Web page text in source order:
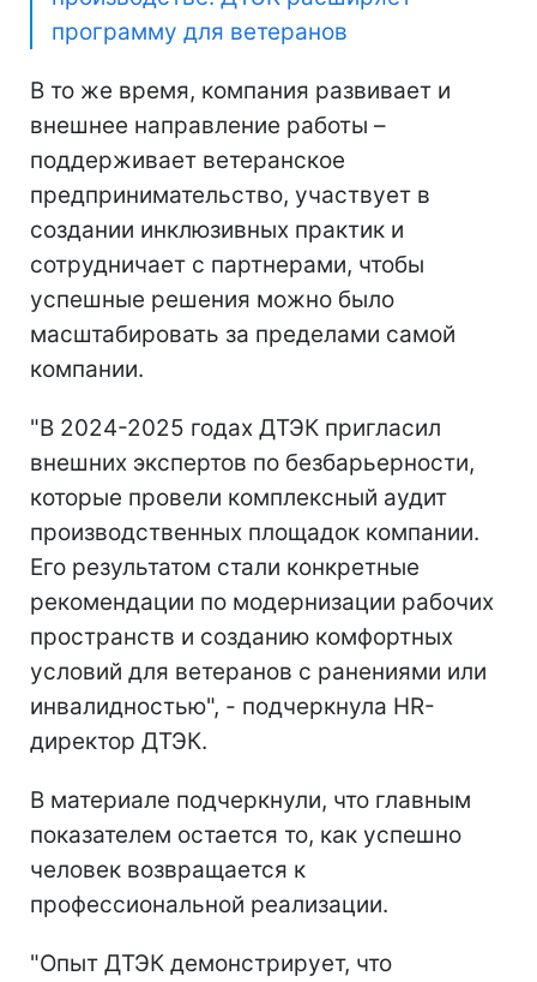
программу для ветеранов
В то же время, компания развивает и
внешнее направление работы –
поддерживает ветеранское
предпринимательство, участвует в
создании инклюзивных практик и
сотрудничает с партнерами, чтобы
успешные решения можно было
масштабировать за пределами самой
компании.
"В 2024-2025 годах ДТЭК пригласил
внешних экспертов по безбарьерности,
которые провели комплексный аудит
производственных площадок компании.
Его результатом стали конкретные
рекомендации по модернизации рабочих
пространств и созданию комфортных
условий для ветеранов с ранениями или
инвалидностью", - подчеркнула HR-
директор ДТЭК.
В материале подчеркнули, что главным
показателем остается то, как успешно
человек возвращается к
профессиональной реализации.
"Опыт ДТЭК демонстрирует, что